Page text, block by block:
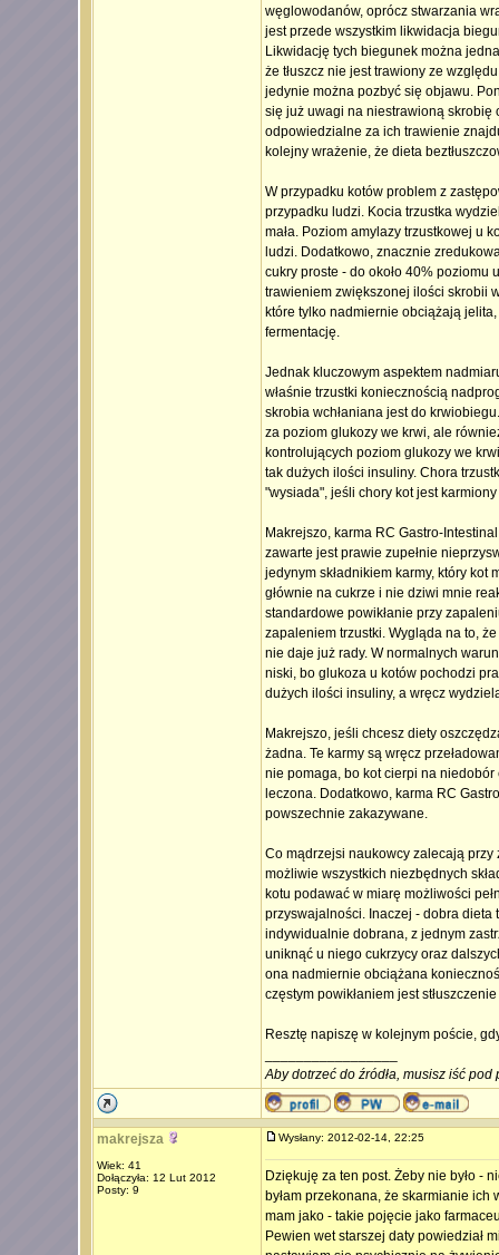
węglowodanów, oprócz stwarzania
jest przede wszystkim likwidacja
Likwidację tych biegunek można
że tłuszcz nie jest trawiony ze
jedynie można pozbyć się objawu.
się już uwagi na niestrawioną skrobię
odpowiedzialne za ich trawienie
kolejny wrażenie, że dieta
W przypadku kotów problem z
przypadku ludzi. Kocia trzustka
mała. Poziom amylazy trzustkowej u
ludzi. Dodatkowo, znacznie
cukry proste - do około 40% poziomu
trawieniem zwiększonej ilości skrobii
które tylko nadmiernie obciążają
fermentację.
Jednak kluczowym aspektem
właśnie trzustki koniecznością
skrobia wchłaniana jest do
za poziom glukozy we krwi, ale
kontrolujących poziom glukozy we
tak dużych ilości insuliny. Chora
"wysiada", jeśli chory kot jest
Makrejszo, karma RC Gastro-
zawarte jest prawie zupełnie
jedynym składnikiem karmy, który kot
głównie na cukrze i nie dziwi mnie
standardowe powikłanie przy
zapaleniem trzustki. Wygląda na to,
nie daje już rady. W normalnych
niski, bo glukoza u kotów pochodzi
dużych ilości insuliny, a wręcz
Makrejszo, jeśli chcesz diety
żadna. Te karmy są wręcz
nie pomaga, bo kot cierpi na
leczona. Dodatkowo, karma RC
powszechnie zakazywane.
Co mądrzejsi naukowcy zalecają
możliwie wszystkich niezbędnych
kotu podawać w miarę możliwości
przyswajalności. Inaczej - dobra dieta
indywidualnie dobrana, z jednym
uniknąć u niego cukrzycy oraz
ona nadmiernie obciążana
częstym powikłaniem jest
Resztę napiszę w kolejnym poście,
Aby dotrzeć do źródła, musisz iść pod
makrejsza
Wiek: 41
Dołączyła: 12 Lut 2012
Posty: 9
Wysłany: 2012-02-14, 22:25
Dziękuję za ten post. Żeby nie było -
byłam przekonana, że skarmianie
mam jako - takie pojęcie jako
Pewien wet starszej daty powiedział